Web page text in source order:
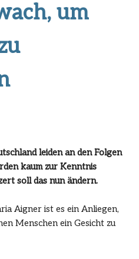
um
leiden an den Folgen
kaum zur Kenntnis
soll das nun ändern.
Aigner ist es ein Anliegen,
Menschen ein Gesicht zu